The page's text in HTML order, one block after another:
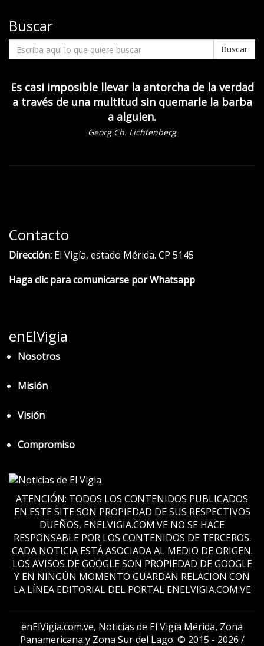
Buscar
Buscar
Es casi imposible llevar la antorcha de la verdad
a través de una multitud sin quemarle la barba
a alguien.
Georg Ch. Lichtenberg
Contacto
Dirección: El Vigía, estado Mérida. CP 5145
Haga clic para comunicarse por Whatsapp
enElVigia
Nosotros
Misión
Visión
Compromiso
ATENCIÓN: TODOS LOS CONTENIDOS PUBLICADOS
EN ESTE SITE SON PROPIEDAD DE SUS RESPECTIVOS
DUEÑOS, ENELVIGIA.COM.VE NO SE HACE
RESPONSABLE POR LOS CONTENIDOS DE TERCEROS.
CADA NOTICIA ESTÁ ASOCIADA AL MEDIO DE ORIGEN.
LOS AVISOS DE GOOGLE SON PROPIEDAD DE GOOGLE
Y EN NINGÚN MOMENTO GUARDAN RELACION CON
LA LÍNEA EDITORIAL DEL PORTAL ENELVIGIA.COM.VE
enElVigia.com.ve, Noticias de El Vigía Mérida, Zona
Panamericana y Zona Sur del Lago. © 2015 - 2026 /